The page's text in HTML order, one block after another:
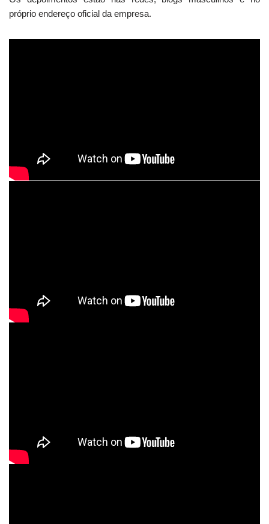
próprio endereço oficial da empresa.